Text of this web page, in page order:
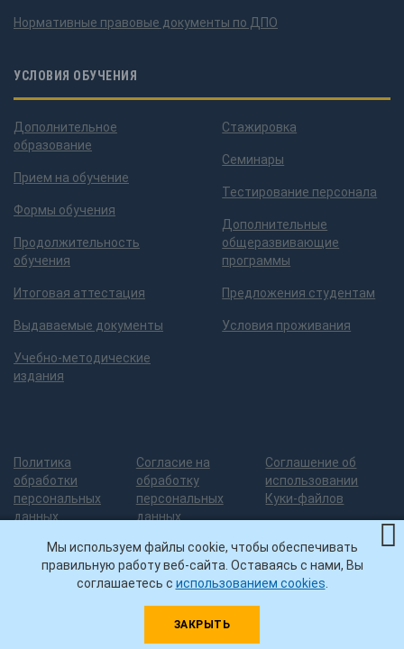
Нормативные правовые документы по ДПО
УСЛОВИЯ ОБУЧЕНИЯ
Дополнительное
образование
Прием на обучение
Формы обучения
Продолжительность
обучения
Итоговая аттестация
Выдаваемые документы
Учебно-методические
издания
Стажировка
Семинары
Тестирование персонала
Дополнительные
общеразвивающие
программы
Предложения студентам
Условия проживания
Политика
обработки
персональных
данных
Согласие на
обработку
персональных
данных
Соглашение об
использовании
Куки-файлов
© ИДПО
Нашли ошибку на сайте?
Помогите ее исправить!
Ctrl-Enter
Разработка сайта
грани дизайна
Мы используем файлы cookie, чтобы обеспечивать
правильную работу веб-сайта. Оставаясь с нами, Вы
соглашаетесь с использованием cookies
ЗАКРЫТЬ